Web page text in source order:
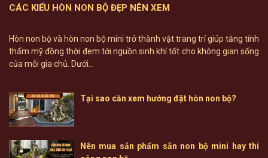
CÁC KIỂU HÒN NON BỘ ĐẸP NÊN XEM
Hòn non bộ và hòn non bộ mini trở thành vật trang trí giúp tăng tính
thẩm mỹ đồng thời đem tới nguồn sinh khí tốt cho không gian sống
của mỗi gia chủ. Dưới...
Tại sao cần xem hướng đặt hòn non bộ?
Nên mua sản phẩm sẵn non bộ mini hay thi